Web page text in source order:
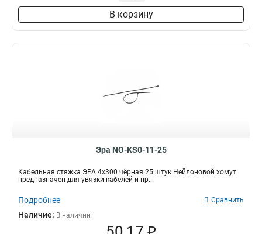
В корзину
Эра NO-KS0-11-25
Кабельная стяжка ЭРА 4x300 чёрная 25 штук Нейлоновой хомут
предназначен для увязки кабелей и пр...
Подробнее Сравнить
Наличие: В наличии